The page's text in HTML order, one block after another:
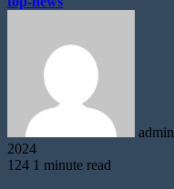
admin
2024
124 1 minute read